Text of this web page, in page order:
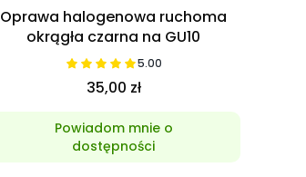
Oprawa halogenowa ruchoma
okrągła czarna na GU10
5.00
35,00 zł
Powiadom mnie o
dostępności